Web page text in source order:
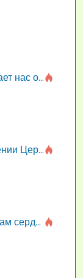
1554 – Что или кто останавливает нас от созидания строения Божия
1553 – Помышление о восхищении Церкви на бракосочетании, во всякое время
1552 – Где сокровище наше – там сердце, там помышления